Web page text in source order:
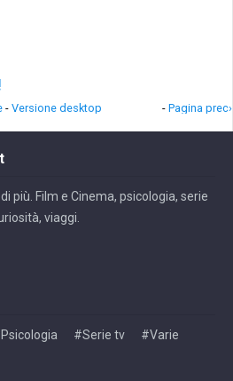
- Pagina prec›
- Versione desktop
più. Film e Cinema, psicologia, serie
viaggi.
#Serie tv
#Varie